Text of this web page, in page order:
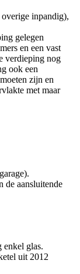
inpandig),
gelegen
en een vast
verdieping nog
ook een
zijn en
met maar
de aansluitende
enkel glas.
uit 2012